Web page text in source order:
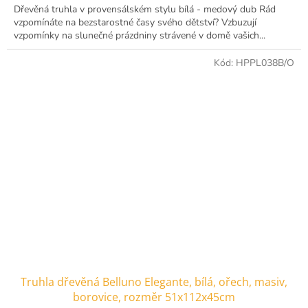
Dřevěná truhla v provensálském stylu bílá - medový dub Rád
vzpomínáte na bezstarostné časy svého dětství? Vzbuzují
vzpomínky na slunečné prázdniny strávené v domě vašich...
Truhla dřevěná Belluno Elegante, bílá, ořech, masiv,
borovice, rozměr 51x112x45cm
Kód: HPPL038B/O